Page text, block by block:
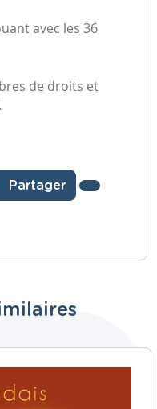
avec les 36
de droits et
Partager